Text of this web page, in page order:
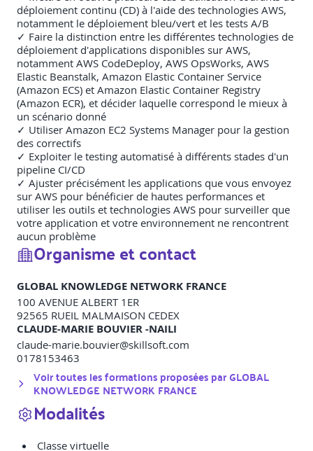
déploiement continu (CD) à l'aide des technologies AWS,
notamment le déploiement bleu/vert et les tests A/B
✓ Faire la distinction entre les différentes technologies de
déploiement d'applications disponibles sur AWS,
notamment AWS CodeDeploy, AWS OpsWorks, AWS
Elastic Beanstalk, Amazon Elastic Container Service
(Amazon ECS) et Amazon Elastic Container Registry
(Amazon ECR), et décider laquelle correspond le mieux à
un scénario donné
✓ Utiliser Amazon EC2 Systems Manager pour la gestion
des correctifs
✓ Exploiter le testing automatisé à différents stades d'un
pipeline CI/CD
✓ Ajuster précisément les applications que vous envoyez
sur AWS pour bénéficier de hautes performances et
utiliser les outils et technologies AWS pour surveiller que
votre application et votre environnement ne rencontrent
aucun problème
Organisme et contact
GLOBAL KNOWLEDGE NETWORK FRANCE
100 AVENUE ALBERT 1ER
92565 RUEIL MALMAISON CEDEX
CLAUDE-MARIE BOUVIER -NAILI
claude-marie.bouvier@skillsoft.com
0178153463
Voir toutes les formations proposées parGLOBAL
KNOWLEDGE NETWORK FRANCE
Modalités
Classe virtuelle